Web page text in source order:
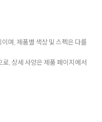
며, 제품별 색상 및 스펙은 다를
, 상세 사양은 제품 페이지에서